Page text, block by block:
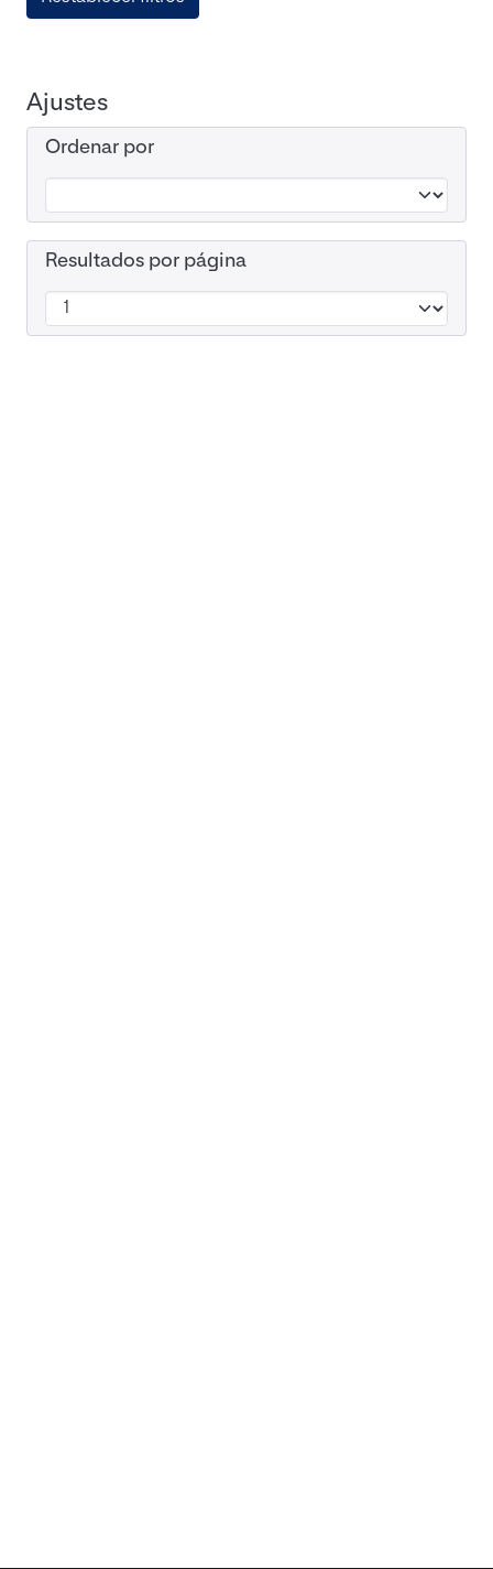
Ajustes
Ordenar por
Resultados por página